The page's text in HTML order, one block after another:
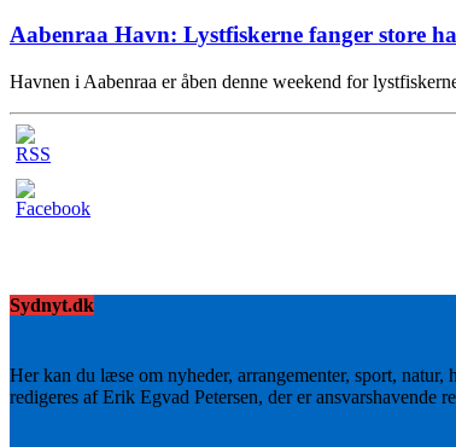
Aabenraa Havn: Lystfiskerne fanger store
Havnen i Aabenraa er åben denne weekend for
Sydnyt.dk
Her kan du læse om nyheder, arrangementer, sport,
redigeres af Erik Egvad Petersen, der er